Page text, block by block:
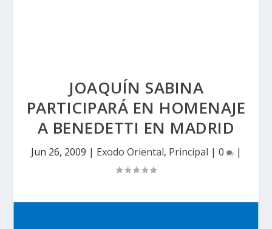
JOAQUÍN SABINA
PARTICIPARÁ EN HOMENAJE
A BENEDETTI EN MADRID
Jun 26, 2009 | Exodo Oriental, Principal | 0 |